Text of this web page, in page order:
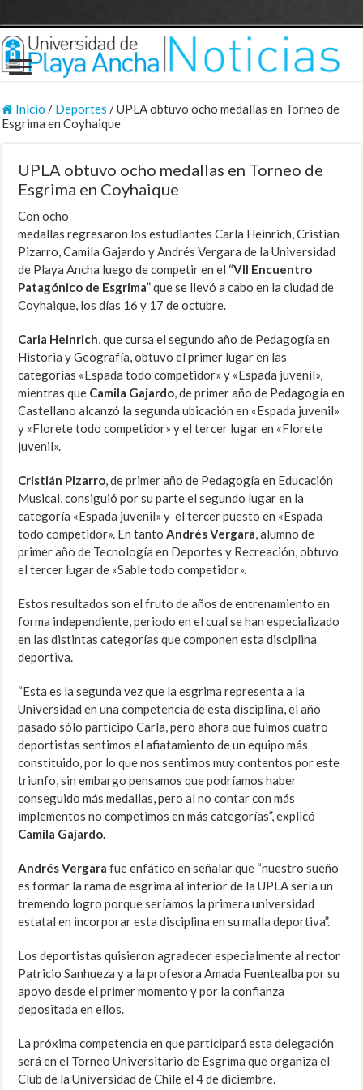
Inicio / Deportes /UPLA obtuvo ocho medallas en Torneo de
Esgrima en Coyhaique
UPLA obtuvo ocho medallas en Torneo de
Esgrima en Coyhaique
Con ocho
medallas regresaron los estudiantes Carla Heinrich, Cristian
Pizarro, Camila Gajardo y Andrés Vergara de la Universidad
de Playa Ancha luego de competir en el “VII Encuentro
Patagónico de Esgrima” que se llevó a cabo en la ciudad de
Coyhaique, los días 16 y 17 de octubre.
Carla Heinrich, que cursa el segundo año de Pedagogía en
Historia y Geografía, obtuvo el primer lugar en las
categorías «Espada todo competidor» y «Espada juvenil»,
mientras que Camila Gajardo, de primer año de Pedagogía en
Castellano alcanzó la segunda ubicación en «Espada juvenil»
y «Florete todo competidor» y el tercer lugar en «Florete
juvenil».
Cristián Pizarro, de primer año de Pedagogía en Educación
Musical, consiguió por su parte el segundo lugar en la
categoría «Espada juvenil» y el tercer puesto en «Espada
todo competidor». En tantoAndrés Vergara, alumno de
primer año de Tecnología en Deportes y Recreación, obtuvo
el tercer lugar de «Sable todo competidor».
Estos resultados son el fruto de años de entrenamiento en
forma independiente, periodo en el cual se han especializado
en las distintas categorías que componen esta disciplina
deportiva.
“Esta es la segunda vez que la esgrima representa a la
Universidad en una competencia de esta disciplina, el año
pasado sólo participó Carla, pero ahora que fuimos cuatro
deportistas sentimos el afiatamiento de un equipo más
constituido, por lo que nos sentimos muy contentos por este
triunfo, sin embargo pensamos que podríamos haber
conseguido más medallas, pero al no contar con más
implementos no competimos en más categorías”, explicó
Camila Gajardo.
Andrés Vergara fue enfático en señalar que “nuestro sueño
es formar la rama de esgrima al interior de la UPLA sería un
tremendo logro porque seríamos la primera universidad
estatal en incorporar esta disciplina en su malla deportiva”.
Los deportistas quisieron agradecer especialmente al rector
Patricio Sanhueza y a la profesora Amada Fuentealba por su
apoyo desde el primer momento y por la confianza
depositada en ellos.
La próxima competencia en que participará esta delegación
será en el Torneo Universitario de Esgrima que organiza el
Club de la Universidad de Chile el 4 de diciembre.